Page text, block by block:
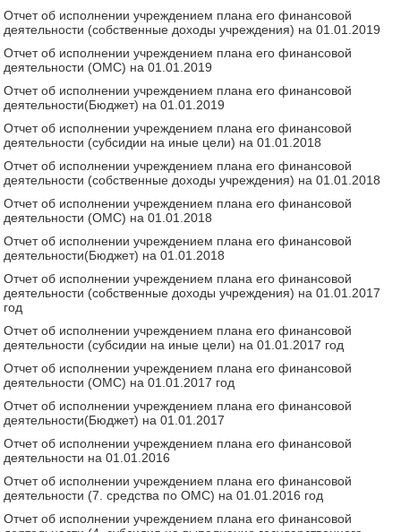
Отчет об исполнении учреждением плана его финансовой
деятельности (собственные доходы учреждения) на 01.01.2019
Отчет об исполнении учреждением плана его финансовой
деятельности (ОМС) на 01.01.2019
Отчет об исполнении учреждением плана его финансовой
деятельности(Бюджет) на 01.01.2019
Отчет об исполнении учреждением плана его финансовой
деятельности (субсидии на иные цели) на 01.01.2018
Отчет об исполнении учреждением плана его финансовой
деятельности (собственные доходы учреждения) на 01.01.2018
Отчет об исполнении учреждением плана его финансовой
деятельности (ОМС) на 01.01.2018
Отчет об исполнении учреждением плана его финансовой
деятельности(Бюджет) на 01.01.2018
Отчет об исполнении учреждением плана его финансовой
деятельности (собственные доходы учреждения) на 01.01.2017
год
Отчет об исполнении учреждением плана его финансовой
деятельности (субсидии на иные цели) на 01.01.2017 год
Отчет об исполнении учреждением плана его финансовой
деятельности (ОМС) на 01.01.2017 год
Отчет об исполнении учреждением плана его финансовой
деятельности(Бюджет) на 01.01.2017
Отчет об исполнении учреждением плана его финансовой
деятельности на 01.01.2016
Отчет об исполнении учреждением плана его финансовой
деятельности (7. средства по ОМС) на 01.01.2016 год
Отчет об исполнении учреждением плана его финансовой